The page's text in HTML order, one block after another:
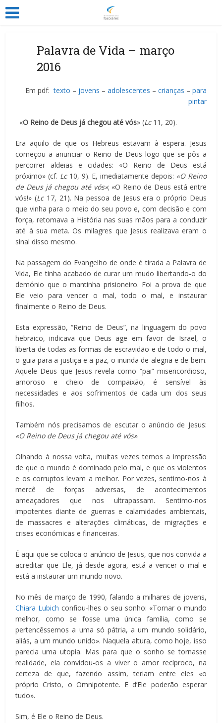
Palavra de Vida – março
2016
Em pdf:texto – jovens – adolescentes – crianças – para
pintar
«O Reino de Deus já chegou até vós» (Lc 11, 20).
Era aquilo de que os Hebreus estavam à espera. Jesus
começou a anunciar o Reino de Deus logo que se pôs a
percorrer aldeias e cidades: «O Reino de Deus está
próximo» (cf. Lc10, 9). E, imediatamente depois: «O Reino
de Deus já chegou até vós»; «O Reino de Deus está entre
vós!» (Lc 17, 21). Na pessoa de Jesus era o próprio Deus
que vinha para o meio do seu povo e, com decisão e com
força, retomava a História nas suas mãos para a conduzir
até à sua meta. Os milagres que Jesus realizava eram o
sinal disso mesmo.
Na passagem do Evangelho de onde é tirada a Palavra de
Vida, Ele tinha acabado de curar um mudo libertando-o do
demónio que o mantinha prisioneiro. Foi a prova de que
Ele veio para vencer o mal, todo o mal, e instaurar
finalmente o Reino de Deus.
Esta expressão, “Reino de Deus”, na linguagem do povo
hebraico, indicava que Deus age em favor de Israel, o
liberta de todas as formas de escravidão e de todo o mal,
o guia para a justiça e a paz, o inunda de alegria e de bem.
Aquele Deus que Jesus revela como “pai” misericordioso,
amoroso e cheio de compaixão, é sensível às
necessidades e aos sofrimentos de cada um dos seus
filhos.
Também nós precisamos de escutar o anúncio de Jesus:
«O Reino de Deus já chegou até vós».
Olhando à nossa volta, muitas vezes temos a impressão
de que o mundo é dominado pelo mal, e que os violentos
e os corruptos levam a melhor. Por vezes, sentimo-nos à
mercê de forças adversas, de acontecimentos
ameaçadores que nos ultrapassam. Sentimo-nos
impotentes diante de guerras e calamidades ambientais,
de massacres e alterações climáticas, de migrações e
crises económicas e financeiras.
É aqui que se coloca o anúncio de Jesus, que nos convida a
acreditar que Ele, já desde agora, está a vencer o mal e
está a instaurar um mundo novo.
No mês de março de 1990, falando a milhares de jovens,
Chiara Lubich confiou-lhes o seu sonho: «Tornar o mundo
melhor, como se fosse uma única família, como se
pertencêssemos a uma só pátria, a um mundo solidário,
aliás, a um mundo unido». Naquela altura, como hoje, isso
parecia uma utopia. Mas para que o sonho se tornasse
realidade, ela convidou-os a viver o amor recíproco, na
certeza de que, fazendo assim, teriam entre eles «o
próprio Cristo, o Omnipotente. E d’Ele poderão esperar
tudo».
Sim, é Ele o Reino de Deus.